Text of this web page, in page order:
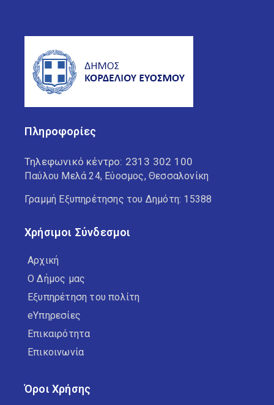
Πληροφορίες
Τηλεφωνικό κέντρο: 2313 302 100
Παύλου Μελά 24, Εύοσμος, Θεσσαλονίκη
Γραμμή Εξυπηρέτησης του Δημότη: 15388
Χρήσιμοι Σύνδεσμοι
Αρχική
Ο Δήμος μας
Εξυπηρέτηση του πολίτη
eΥπηρεσίες
Επικαιρότητα
Επικοινωνία
Όροι Χρήσης